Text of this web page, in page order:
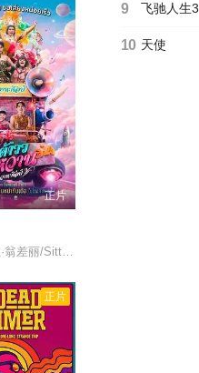
正片
Sitthiphon Disamoe/
正片
9 飞驰人生3
10 天使